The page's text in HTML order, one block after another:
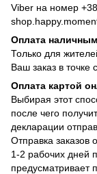
Viber на номер
Оплата
Только для
Ваш заказ в точке
Оплата картой
Выбирая этот
после чего
декларации
Отправка заказов
1-2 рабочих дней
предусматривает